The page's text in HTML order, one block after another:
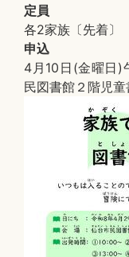
定員
各2家族〔先着〕
申込
4月10日(金曜日)
民図書館２階児